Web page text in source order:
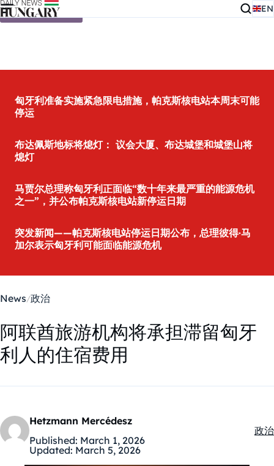
Skip to content EN
匈牙利准备实施紧急限电措施，帕克斯核电站本周末可能
停运
布达佩斯地标将熄灯： 议会大厦、布达城堡和城堡山将
熄灯
马贾尔总理称匈牙利正面临“数十年来最严重的能源危机
之一”，并公布帕克斯核电站新停运日期
突发新闻——帕克斯核电站停运日期公布，总理彼得·马
加尔表示匈牙利可能面临能源危机
News 政治
阿联酋旅游机构将承担滞留匈牙
利人的住宿费用
Hetzmann Mercédesz
Published: March 1, 2026
Updated: March 5, 2026
政治